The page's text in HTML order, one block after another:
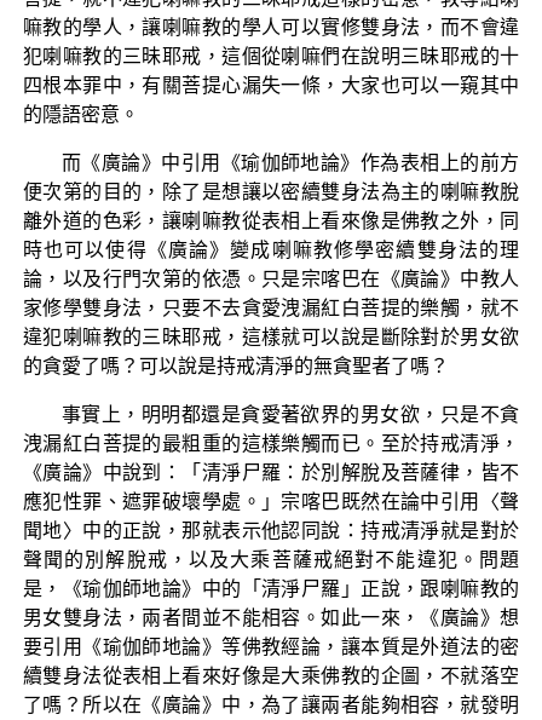
嘛教的學人，讓喇嘛教的學人可以實修雙身法，而不會違
犯喇嘛教的三昧耶戒，這個從喇嘛們在說明三昧耶戒的十
四根本罪中，有關菩提心漏失一條，大家也可以一窺其中
的隱語密意。
而《廣論》中引用《瑜伽師地論》作為表相上的前方
便次第的目的，除了是想讓以密續雙身法為主的喇嘛教脫
離外道的色彩，讓喇嘛教從表相上看來像是佛教之外，同
時也可以使得《廣論》變成喇嘛教修學密續雙身法的理
論，以及行門次第的依憑。只是宗喀巴在《廣論》中教人
家修學雙身法，只要不去貪愛洩漏紅白菩提的樂觸，就不
違犯喇嘛教的三昧耶戒，這樣就可以說是斷除對於男女欲
的貪愛了嗎？可以說是持戒清淨的無貪聖者了嗎？
事實上，明明都還是貪愛著欲界的男女欲，只是不貪
洩漏紅白菩提的最粗重的這樣樂觸而已。至於持戒清淨，
《廣論》中說到：「清淨尸羅：於別解脫及菩薩律，皆不
應犯性罪、遮罪破壞學處。」宗喀巴既然在論中引用〈聲
聞地〉中的正說，那就表示他認同說：持戒清淨就是對於
聲聞的別解脫戒，以及大乘菩薩戒絕對不能違犯。問題
是，《瑜伽師地論》中的「清淨尸羅」正說，跟喇嘛教的
男女雙身法，兩者間並不能相容。如此一來，《廣論》想
要引用《瑜伽師地論》等佛教經論，讓本質是外道法的密
續雙身法從表相上看來好像是大乘佛教的企圖，不就落空
了嗎？所以在《廣論》中，為了讓兩者能夠相容，就發明